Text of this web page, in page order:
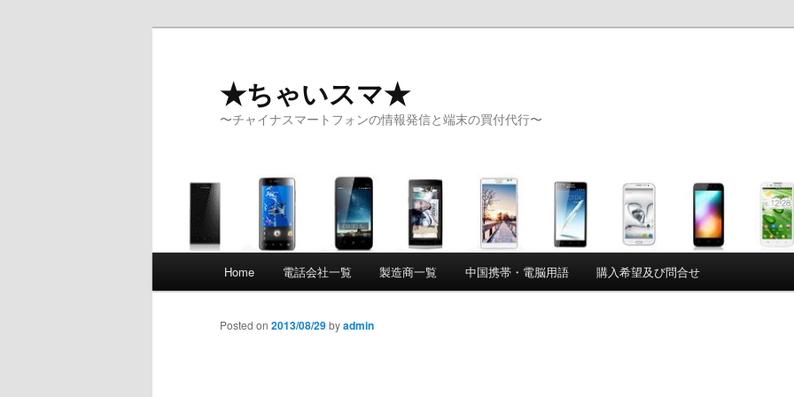
★ちゃいスマ★
〜チャイナスマートフォンの情報発信と端末の買付代行〜
Skip to primary content
Skip to secondary content
Home 電話会社一覧 製造商一覧 中国携帯・電脳用語 購入希望及び問合せ
Posted on 2013/08/29byadmin